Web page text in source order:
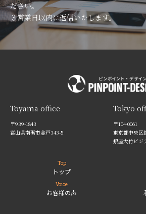
ださい。
３営業日以内に返信いたします。
Toyama office
〒939-1843
富山県南砺市金戸343-5
Tokyo
〒104-0061
東京都中央区
銀座大竹ビジ
Top
トップ
Voice
お客様の声